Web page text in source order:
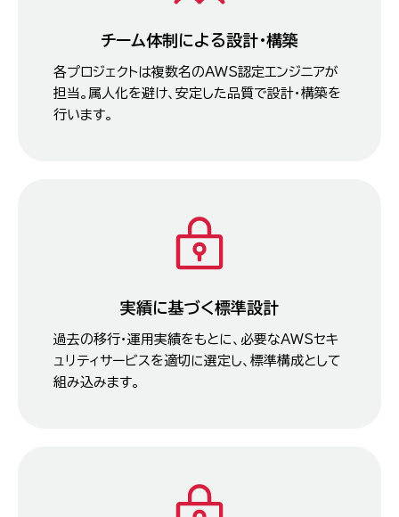
チーム体制による設計・構築
各プロジェクトは複数名のAWS認定エンジニアが
担当。属人化を避け、安定した品質で設計・構築を
行います。
実績に基づく標準設計
過去の移行・運用実績をもとに、必要なAWSセキ
ュリティサービスを適切に選定し、標準構成として
組み込みます。